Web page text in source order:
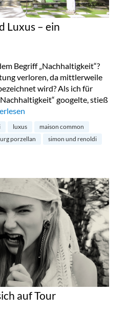
Luxus – ein
Begriff „Nachhaltigkeit“?
verloren, da mittlerweile
wird? Als ich für
googelte, stieß
und Luxus – ein
luxus
maison common
porzellan
simon und renoldi
auf Tour